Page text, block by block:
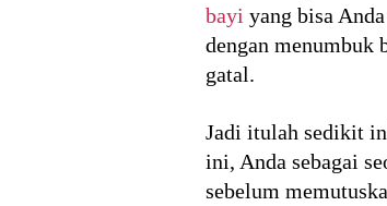
bayi yang bisa
dengan menumbuk
gatal.
Jadi itulah sedikit
ini, Anda sebagai
sebelum